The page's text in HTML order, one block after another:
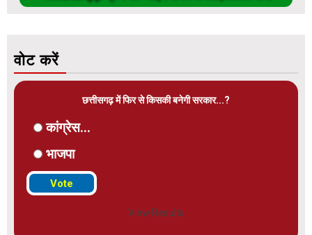
वोट करें
छत्तीसगढ़ में फिर से किसकी बनेगी सरकार...?
कांग्रेस...
भाजपा
View Results